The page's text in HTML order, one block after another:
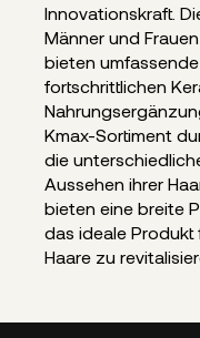
Innovationskraft.
Männer und
bieten
fortschrittlichen
Kmax-Sortiment
die
Aussehen ihrer
bieten eine breite
das ideale
Haare zu